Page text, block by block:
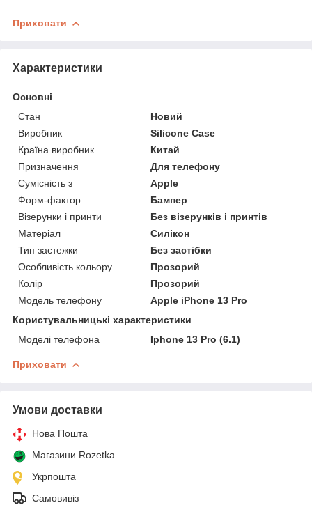
Приховати
Характеристики
Основні
Стан
Новий
Виробник
Silicone Case
Країна виробник
Китай
Призначення
Для телефону
Сумісність з
Apple
Форм-фактор
Бампер
Візерунки і принти
Без візерунків і принтів
Матеріал
Силікон
Тип застежки
Без застібки
Особливість кольору
Прозорий
Колір
Прозорий
Модель телефону
Apple iPhone 13 Pro
Користувальницькі характеристики
Моделі телефона
Iphone 13 Pro (6.1)
Приховати
Умови доставки
Нова Пошта
Магазини Rozetka
Укрпошта
Самовивіз